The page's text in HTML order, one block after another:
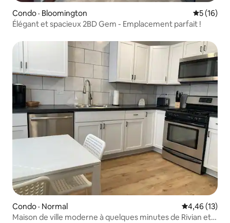
Condo · Bloomington Note
5 (16)
Élégant et spacieux 2BD Gem - Emplacement parfait !
Condo · Normal Note
4,46 (13)
Maison de ville moderne à quelques minutes de Rivian et